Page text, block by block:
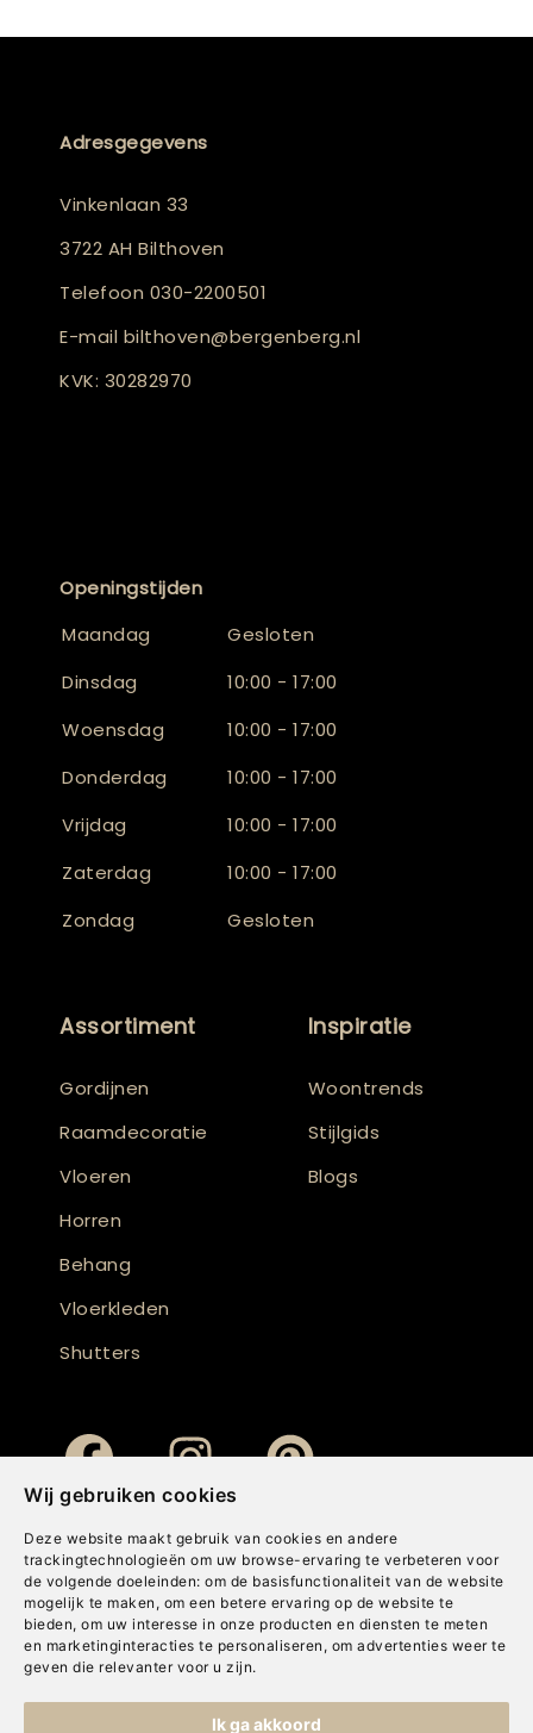
Wij gebruiken cookies
Deze website maakt gebruik van cookies en andere
trackingtechnologieën om uw browse-ervaring te verbeteren voor
de volgende doeleinden: om de basisfunctionaliteit van de website
mogelijk te maken , om een betere ervaring op de website te
bieden, om uw interesse in onze producten en diensten te meten
en marketinginteracties te personaliseren , om advertenties weer te
geven die relevanter voor u zijn.
Ik ga akkoord
Adresgegevens
Vinkenlaan 33
3722 AH Bilthoven
Telefoon 030-2200501
E-mail bilthoven@bergenberg.nl
KVK: 30282970
Openingstijden
Maandag
Gesloten
Dinsdag
10:00 - 17:00
Woensdag
10:00 - 17:00
Donderdag
10:00 - 17:00
Vrijdag
10:00 - 17:00
Zaterdag
10:00 - 17:00
Zondag
Gesloten
Assortiment
Gordijnen
Raamdecoratie
Vloeren
Horren
Behang
Vloerkleden
Shutters
Inspiratie
Woontrends
Stijlgids
Blogs
Cookies